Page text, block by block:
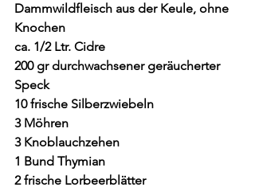
Dammwildfleisch aus der Keule, ohne
Knochen
ca. 1/2 Ltr. Cidre
200 gr durchwachsener geräucherter
Speck
10 frische Silberzwiebeln
3 Möhren
3 Knoblauchzehen
1 Bund Thymian
2 frische Lorbeerblätter